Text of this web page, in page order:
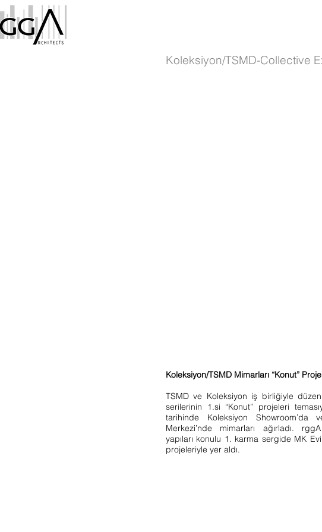
Koleksiyon/TSMD-Collective
Koleksiyon/TSMD Mimarları “Konut”
TSMD ve Koleksiyon iş birliğiyle
serilerinin 1.si “Konut” projeleri
tarihinde Koleksiyon Showroom’da
Merkezi’nde mimarları ağırladı.
yapıları konulu 1. karma sergide MK
projeleriyle yer aldı.